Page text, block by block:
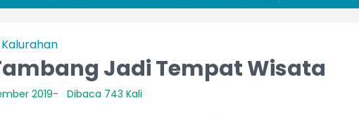
Jadi Tempat Wisata
2019 Dibaca 743 Kali